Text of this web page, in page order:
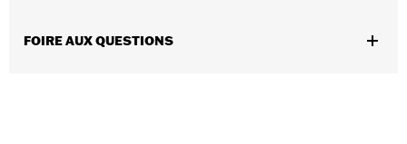
FOIRE AUX QUESTIONS